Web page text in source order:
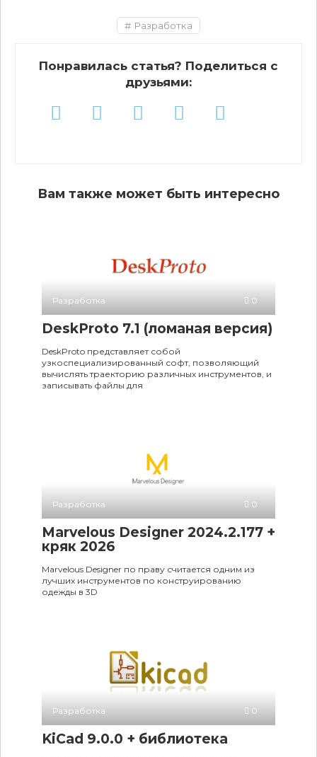
Разработка
Понравилась статья? Поделиться с
друзьями:
Вам также может быть интересно
Разработка 0
DeskProto 7.1 (ломаная версия)
DeskProto представляет собой
узкоспециализированный софт, позволяющий
вычислять траекторию различных инструментов, и
записывать файлы для
Разработка 0
Marvelous Designer 2024.2.177 +
кряк 2026
Marvelous Designer по праву считается одним из
лучших инструментов по конструированию
одежды в 3D
Разработка 0
KiCad 9.0.0 + библиотека